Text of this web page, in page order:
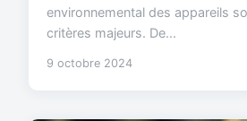
environnemental des appareils
critères majeurs. De...
9 octobre 2024